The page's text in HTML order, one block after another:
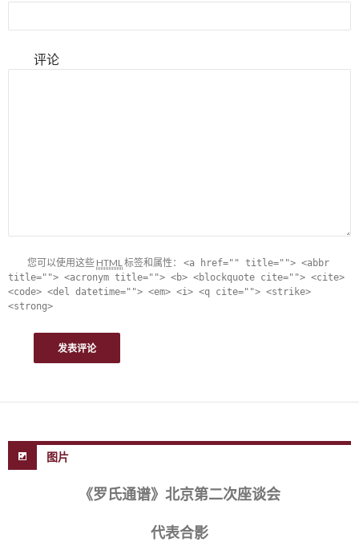
评论
您可以使用这些 HTML标签和属性： <a href="" title=""> <abbr
title=""> <acronym title=""> <b> <blockquote cite=""> <cite>
<code> <del datetime=""> <em> <i> <q cite=""> <strike>
<strong>
图片
《罗氏通谱》北京第二次座谈会
代表合影